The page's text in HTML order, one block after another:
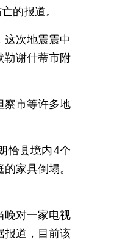
的报道。
次地震震中
勒谢什蒂市附
市等许多地
恰县境内4个
家具倒塌。
对一家电视
报道，目前该